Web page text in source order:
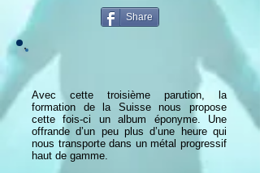
Share
Avec cette troisième parution, la
formation de la Suisse nous propose
cette fois-ci un album éponyme. Une
offrande d’un peu plus d’une heure qui
nous transporte dans un métal progressif
haut de gamme.